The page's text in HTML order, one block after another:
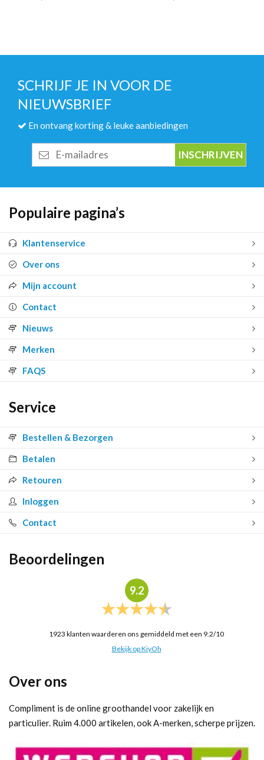
SCHRIJF JE IN VOOR DE
NIEUWSBRIEF
En ontvang korting & leuke aanbiedingen
mailadres
Populaire pagina’s
Klantenservice
Over ons
Mijn account
Contact
Nieuws
Merken
FAQS
Service
Bestellen & Bezorgen
Betalen
Retouren
Inloggen
Contact
Beoordelingen
9.2
1923 klanten waarderen ons gemiddeld met een 9.2/10
Bekijk op KiyOh
Over ons
Compliment is de online groothandel voor zakelijk en
particulier. Ruim 4.000 artikelen, ook A-merken, scherpe prijzen.